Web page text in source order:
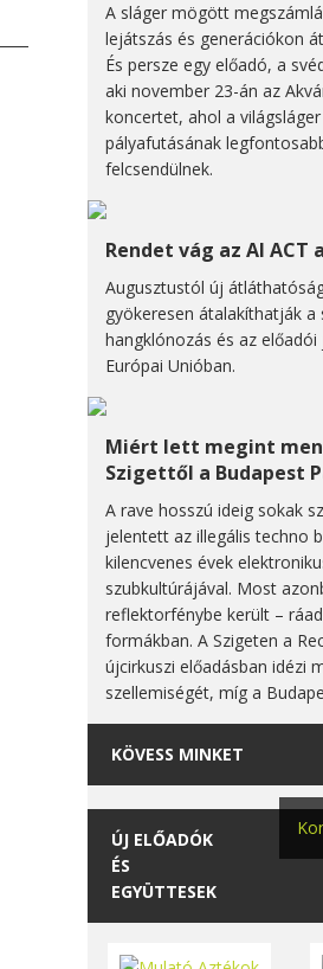
A sláger mögött
lejátszás és generációkon
És persze egy előadó, a
aki november 23-án az
koncertet, ahol a
pályafutásának
felcsendülnek.
Rendet vág az AI ACT
Augusztustól új
gyökeresen átalakíthatják a
hangklónozás és az
Európai Unióban.
Miért lett megint
Szigettől a Budapest
A rave hosszú ideig sokak
jelentett az illegális techno
kilencvenes évek
szubkultúrájával. Most
reflektorfénybe került –
formákban. A Szigeten a
újcirkuszi előadásban idézi
szellemiségét, míg a
KÖVESS MINKET
ÚJ ELŐADÓK
ÉS
EGYÜTTESEK